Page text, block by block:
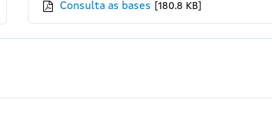
Consulta as bases 180.8 KB